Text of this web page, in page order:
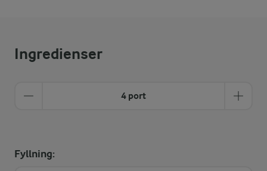
Ingredienser
4 port
Fyllning: